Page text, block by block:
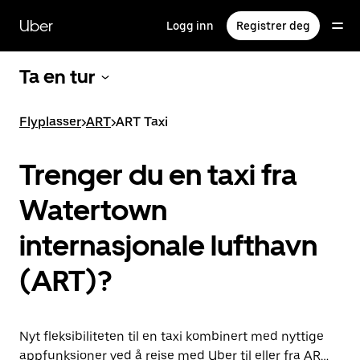
hovedinnholdet
Uber Logg inn Registrer deg
Ta en tur
Flyplasser>ART>ART Taxi
Trenger du en taxi fra
Watertown
internasjonale lufthavn
(ART)?
Nyt fleksibiliteten til en taxi kombinert med nyttige
appfunksjoner ved å reise med Uber til eller fra ART i